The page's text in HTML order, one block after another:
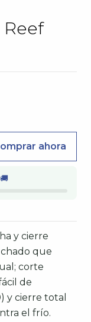
ahora
y cierre
que
corte
de
y cierre total
el frío.